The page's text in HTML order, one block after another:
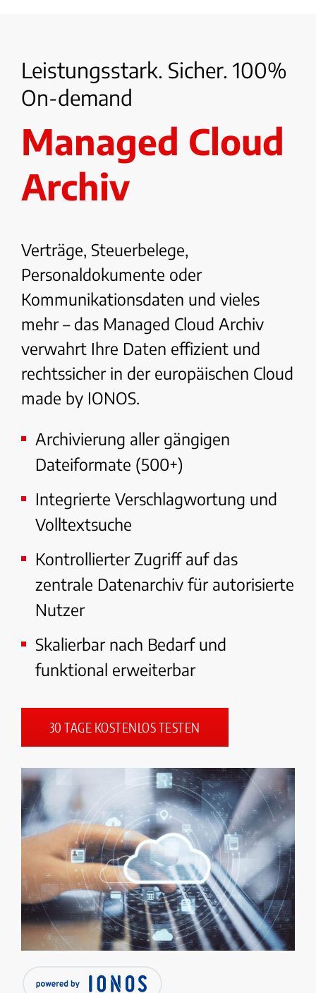
Leistungsstark. Sicher. 100%
On-demand
Managed Cloud
Archiv
Verträge, Steuerbelege,
Personaldokumente oder
Kommunikationsdaten und vieles
mehr – das Managed Cloud Archiv
verwahrt Ihre Daten effizient und
rechtssicher in der europäischen Cloud
made by IONOS.
Archivierung aller gängigen
Dateiformate (500+)
Integrierte Verschlagwortung und
Volltextsuche
Kontrollierter Zugriff auf das
zentrale Datenarchiv für autorisierte
Nutzer
Skalierbar nach Bedarf und
funktional erweiterbar
30 TAGE KOSTENLOS TESTEN